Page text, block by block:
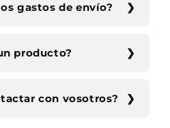
gastos de envío?
producto?
con vosotros?